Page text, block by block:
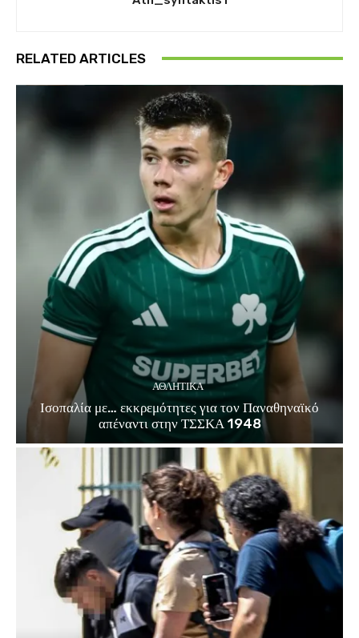
RELATED ARTICLES
ΑΘΛΗΤΙΚΑ
Ισοπαλία με… εκκρεμότητες για τον Παναθηναϊκό
απέναντι στην ΤΣΣΚΑ 1948